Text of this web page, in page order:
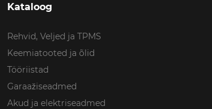
Kataloog
Rehvid, Veljed ja TPMS
Keemiatooted ja õlid
Tööriistad
Garaažiseadmed
Akud ja elektriseadmed